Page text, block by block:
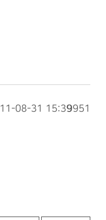
11-08-31 15:399951